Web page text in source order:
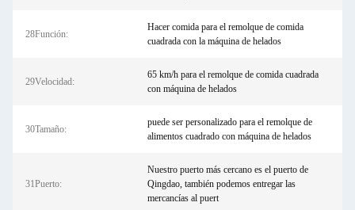
28Función:
Hacer comida para el remolque de comida
cuadrada con la máquina de helados
29Velocidad:
65 km/h para el remolque de comida cuadrada
con máquina de helados
30Tamaño:
puede ser personalizado para el remolque de
alimentos cuadrado con máquina de helados
31Puerto:
Nuestro puerto más cercano es el puerto de
Qingdao, también podemos entregar las
mercancías al puert